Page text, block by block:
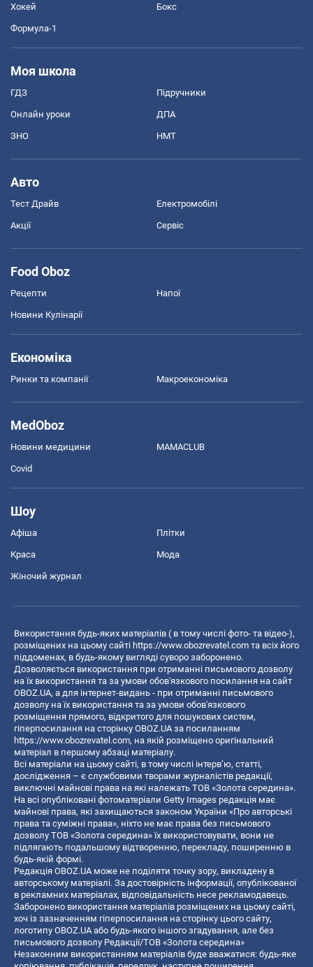
Хокей Бокс
Формула-1
Моя школа
ГДЗ Підручники
Онлайн уроки ДПА
ЗНО НМТ
Авто
Тест Драйв Електромобілі
Акції Сервіс
Food Oboz
Рецепти Напої
Новини Кулінарії
Економіка
Ринки та компанії Макроекономіка
MedOboz
Новини медицини MAMACLUB
Covid
Шоу
Афіша Плітки
Краса Мода
Жіночий журнал
Використання будь-яких матеріалів ( в тому числі фото- та відео-),
розміщених на цьому сайті https://www.obozrevatel.com та всіх його
піддоменах, в будь-якому вигляді суворо заборонено.
Дозволяється використання при отриманні письмового дозволу
на їх використання та за умови обов'язкового посилання на сайт
OBOZ.UA, а для інтернет-видань - при отриманні письмового
дозволу на їх використання та за умови обов'язкового
розміщення прямого, відкритого для пошукових систем,
гіперпосилання на сторінку OBOZ.UA за посиланням
https://www.obozrevatel.com, на якій розміщено оригінальний
матеріал в першому абзаці матеріалу.
Всі матеріали на цьому сайті, в тому числі інтерв’ю, статті,
дослідження – є службовими творами журналістів редакції,
виключні майнові права на які належать ТОВ «Золота середина».
На всі опубліковані фотоматеріали Getty Images редакція має
майнові права, які захищаються законом України «Про авторські
права та суміжні права», ніхто не має права без письмового
дозволу ТОВ «Золота середина» їх використовувати, вони не
підлягають подальшому відтворенню, перекладу, поширенню в
будь-якій формі.
Редакція OBOZ.UA може не поділяти точку зору, викладену в
авторському матеріалі. За достовірність інформації, опублікованої
в рекламних матеріалах, відповідальність несе рекламодавець.
Заборонено використання матеріалів розміщених на цьому сайті,
хоч із зазначенням гіперпосилання на сторінку цього сайту,
логотипу OBOZ.UA або будь-якого іншого згадування, але без
письмового дозволу Редакції/ТОВ «Золота середина»
Незаконним використанням матеріалів буде вважатися: будь-яке